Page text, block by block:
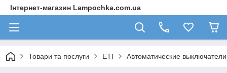
Інтернет-магазин Lampochka.com.ua
Товари та послуги ETI Автоматические